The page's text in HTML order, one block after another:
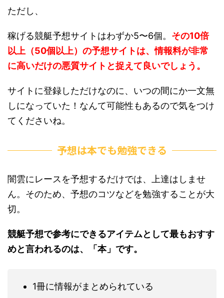
ただし、
稼げる競艇予想サイトはわずか5〜6個。 その10倍
以上（50個以上）の予想サイトは、情報料が非常
に高いだけの悪質サイトと捉えて良いでしょう。
サイトに登録しただけなのに、いつの間にか一文無
しになっていた！なんて可能性もあるので気をつけ
てくださいね。
予想は本でも勉強できる
闇雲にレースを予想するだけでは、上達はしませ
ん。そのため、予想のコツなどを勉強することが大
切。
競艇予想で参考にできるアイテムとして最もおすす
めと言われるのは、「本」です。
1冊に情報がまとめられている